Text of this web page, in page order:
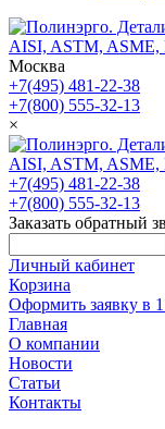
Москва
+7(495) 481-22-38
+7(800) 555-32-13
×
+7(495) 481-22-38
+7(800) 555-32-13
Заказать обратный
Личный кабинет
Корзина
Оформить заявку в
Главная
О компании
Новости
Статьи
Контакты